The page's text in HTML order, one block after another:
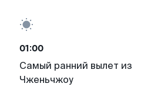
01:00
Самый ранний вылет из
Чженьчжоу